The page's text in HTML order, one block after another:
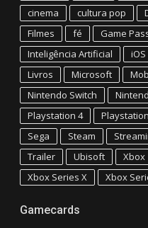
cinema
cultura pop
Filmes
fé Game
Inteligência Artificial
iOS
Livros
Microsoft
Nintendo Switch
Playstation 4
Sega
Steam
Trailer
Ubisoft Xbox
Xbox Series X
Xbox
Gamecards